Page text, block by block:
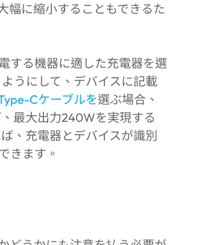
幅に縮小することもできるた
する機器に適した充電器を選
うにして、デバイスに記載
Cケーブルを選ぶ場合、
最大出力240Wを実現する
、充電器とデバイスが識別
きます。